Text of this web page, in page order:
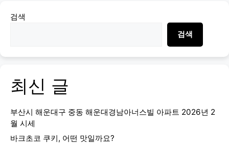
검색
검색
최신 글
부산시 해운대구 중동 해운대경남아너스빌 아파트 2026년 2
월 시세
바크초코 쿠키, 어떤 맛일까요?